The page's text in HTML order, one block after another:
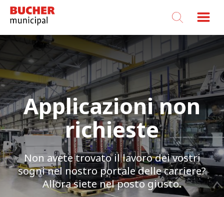
Bucher
Municipal
Applicazioni non
richieste
Non avete trovato il lavoro dei vostri
sogni nel nostro portale delle carriere?
Allora siete nel posto giusto.